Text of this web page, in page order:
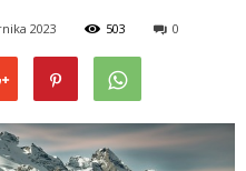
2023 503 0